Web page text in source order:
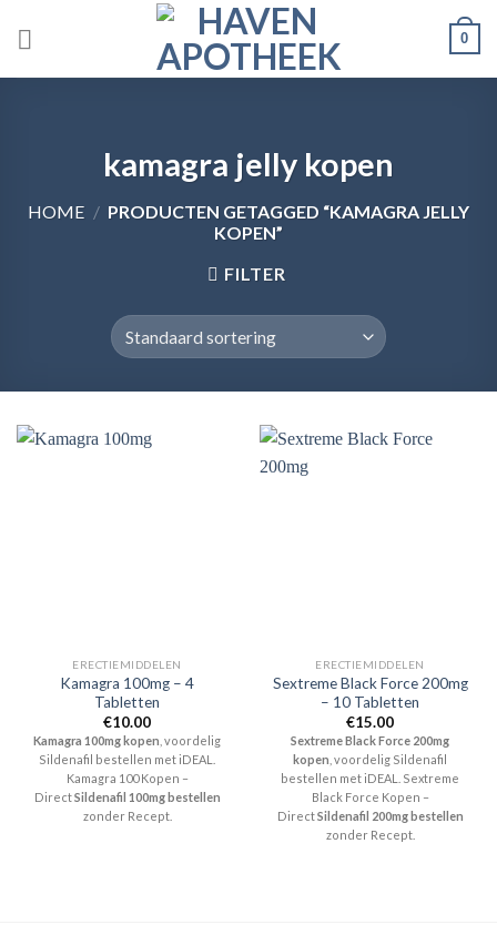
0
kamagra jelly kopen
HOME / PRODUCTEN GETAGGED “KAMAGRA JELLY
KOPEN”
FILTER
ERECTIEMIDDELEN
Kamagra 100mg – 4
Tabletten
€10.00
Kamagra 100mg kopen , voordelig
Sildenafil bestellen met iDEAL.
Kamagra 100 Kopen –
DirectSildenafil 100mg bestellen
zonder Recept.
ERECTIEMIDDELEN
Sextreme Black Force 200mg
– 10 Tabletten
€15.00
Sextreme Black Force 200mg
kopen , voordelig Sildenafil
bestellen met iDEAL. Sextreme
Black Force Kopen –
DirectSildenafil 200mg bestellen
zonder Recept.